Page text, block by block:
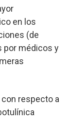
en los
(de
por médicos y
respecto a